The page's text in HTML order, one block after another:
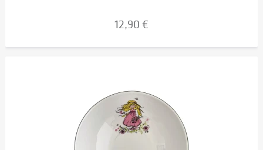
12,90 €